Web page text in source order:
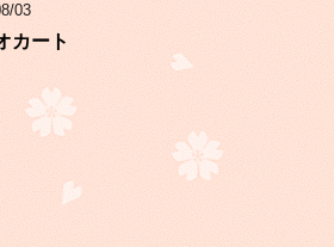
03
カート